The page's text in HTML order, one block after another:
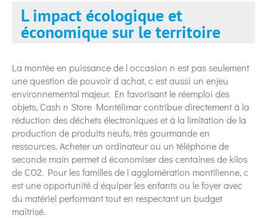
L impact écologique et
économique sur le territoire
La montée en puissance de l occasion n est pas seulement
une question de pouvoir d achat, c est aussi un enjeu
environnemental majeur. En favorisant le réemploi des
objets, Cash n Store Montélimar contribue directement à la
réduction des déchets électroniques et à la limitation de la
production de produits neufs, très gourmande en
ressources. Acheter un ordinateur ou un téléphone de
seconde main permet d économiser des centaines de kilos
de CO2. Pour les familles de l agglomération montilienne, c
est une opportunité d équiper les enfants ou le foyer avec
du matériel performant tout en respectant un budget
maîtrisé.